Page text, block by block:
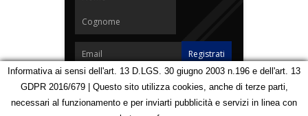
Homepage Notizie Speciali Eventi
Foto Carnevale
Informativa ai sensi dell'art. 13 D.LGS. 30 giugno 2003 n.196 e dell'art. 13
GDPR 2016/679 | Questo sito utilizza cookies, anche di terze parti,
necessari al funzionamento e per inviarti pubblicità e servizi in linea con